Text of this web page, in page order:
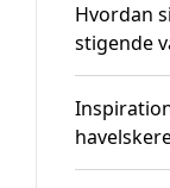
Hvordan
stigende